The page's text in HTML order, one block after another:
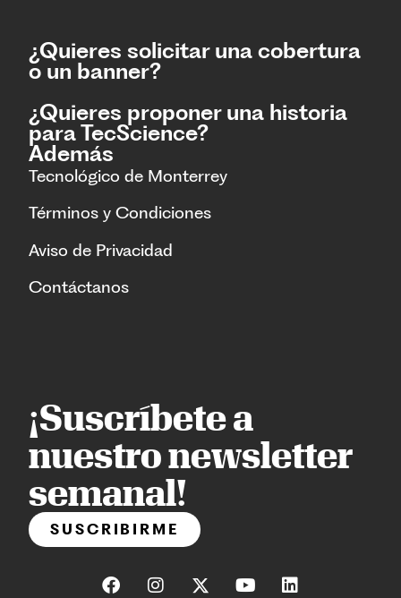
¿Quieres solicitar una cobertura
o un banner?
¿Quieres proponer una historia
para TecScience?
Además
Tecnológico de Monterrey
Términos y Condiciones
Aviso de Privacidad
Contáctanos
¡Suscríbete a
nuestro newsletter
semanal!
SUSCRIBIRME